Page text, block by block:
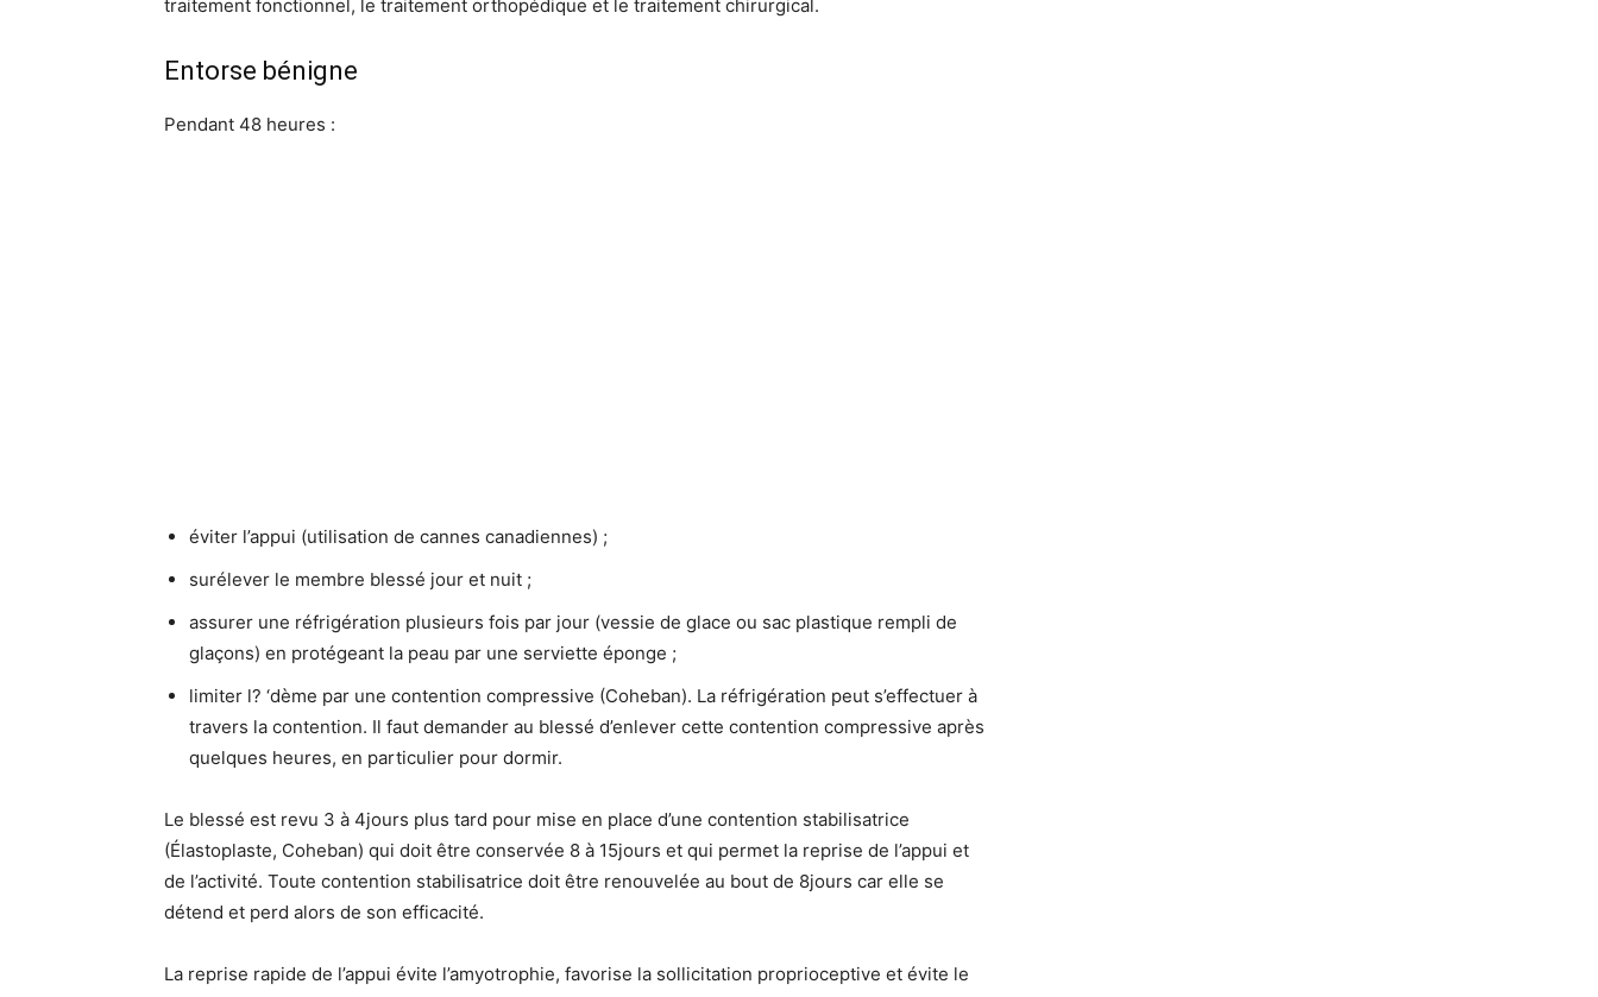
traitement fonctionnel, le traitement orthopédique et le traitement chirurgical.
Entorse bénigne
Pendant 48 heures :
éviter l’appui (utilisation de cannes canadiennes) ;
surélever le membre blessé jour et nuit ;
assurer une réfrigération plusieurs fois par jour (vessie de glace ou sac plastique rempli de
glaçons) en protégeant la peau par une serviette éponge ;
limiter l? ‘dème par une contention compressive (Coheban). La réfrigération peut s’effectuer à
travers la contention. Il faut demander au blessé d’enlever cette contention compressive après
quelques heures, en particulier pour dormir.
Le blessé est revu 3 à 4jours plus tard pour mise en place d’une contention stabilisatrice
(Élastoplaste, Coheban) qui doit être conservée 8 à 15jours et qui permet la reprise de l’appui et
de l’activité. Toute contention stabilisatrice doit être renouvelée au bout de 8jours car elle se
détend et perd alors de son efficacité.
La reprise rapide de l’appui évite l’amyotrophie, favorise la sollicitation proprioceptive et évite le